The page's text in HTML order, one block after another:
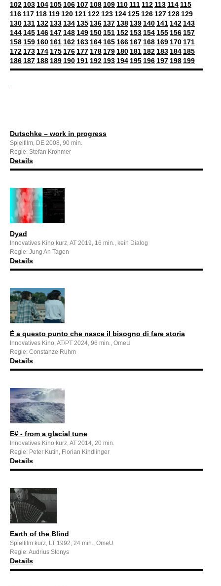
102 103 104 105 106 107 108 109 110 111 112 113 114 115
116 117 118 119 120 121 122 123 124 125 126 127 128 129
130 131 132 133 134 135 136 137 138 139 140 141 142 143
144 145 146 147 148 149 150 151 152 153 154 155 156 157
158 159 160 161 162 163 164 165 166 167 168 169 170 171
172 173 174 175 176 177 178 179 180 181 182 183 184 185
186 187 188 189 190 191 192 193 194 195 196 197 198 199
Dutschke – work in progress
Spielfilm, DE 2008, 90 min.
Regie: Stefan Krohmer
Details
Dyad
Innovatives Kino kurz, AT 2019, 16 min., kein Dialog
Regie: Jung An Tagen
Details
È a questo punto che nasce il bisogno di fare storia
Innovatives Kino, AT/PT 2024, 96 min., OmeU
Regie: Constanze Ruhm
Details
E# - from a glacial tune
Innovatives Kino kurz, AT 2014, 20 min.
Regie: Peter Kutin, Florian Kindlinger
Details
Earth of the Blind
Spielfilm kurz, LT 1992, 24 min., OmeU
Regie: Audrius Stonys
Details